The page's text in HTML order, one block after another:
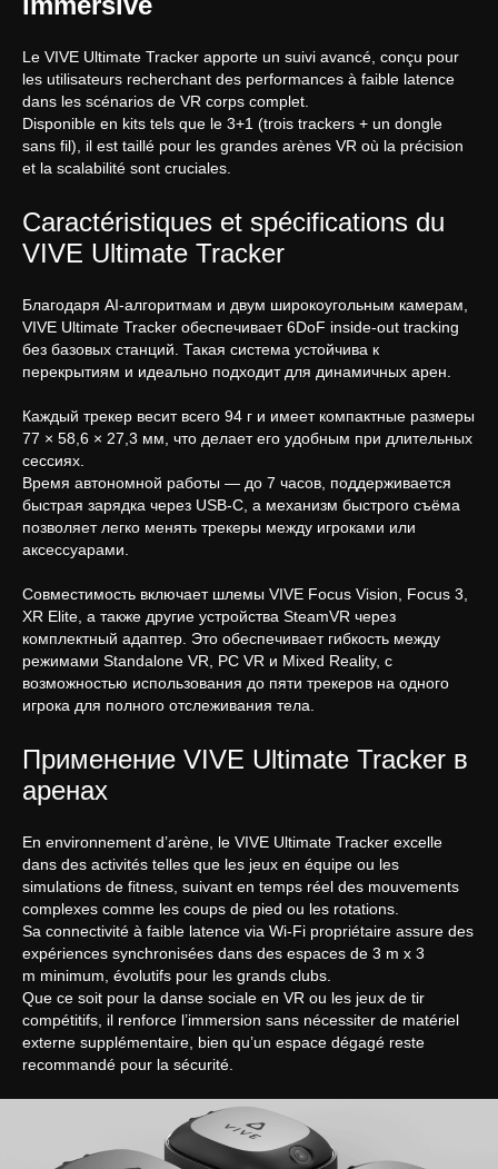
Le VIVE Ultimate Tracker apporte un suivi avancé, conçu pour
les utilisateurs recherchant des performances à faible latence
dans les scénarios de VR corps complet.
Disponible en kits tels que le 3+1 (trois trackers + un dongle
sans fil), il est taillé pour les grandes arènes VR où la précision
et la scalabilité sont cruciales.
Caractéristiques et spécifications du
VIVE Ultimate Tracker
Благодаря AI-алгоритмам и двум широкоугольным камерам,
VIVE Ultimate Tracker обеспечивает 6DoF inside-out tracking
без базовых станций. Такая система устойчива к
перекрытиям и идеально подходит для динамичных арен.
Каждый трекер весит всего 94 г и имеет компактные размеры
77 × 58,6 × 27,3 мм, что делает его удобным при длительных
сессиях.
Время автономной работы — до 7 часов, поддерживается
быстрая зарядка через USB-C, а механизм быстрого съёма
позволяет легко менять трекеры между игроками или
аксессуарами.
Совместимость включает шлемы VIVE Focus Vision, Focus 3,
XR Elite, а также другие устройства SteamVR через
комплектный адаптер. Это обеспечивает гибкость между
режимами Standalone VR, PC VR и Mixed Reality, с
возможностью использования до пяти трекеров на одного
игрока для полного отслеживания тела.
Применение VIVE Ultimate Tracker в
аренах
En environnement d’arène, le VIVE Ultimate Tracker excelle
dans des activités telles que les jeux en équipe ou les
simulations de fitness, suivant en temps réel des mouvements
complexes comme les coups de pied ou les rotations.
Sa connectivité à faible latence via Wi-Fi propriétaire assure des
expériences synchronisées dans des espaces de 3 m x 3
m minimum, évolutifs pour les grands clubs.
Que ce soit pour la danse sociale en VR ou les jeux de tir
compétitifs, il renforce l’immersion sans nécessiter de matériel
externe supplémentaire, bien qu’un espace dégagé reste
recommandé pour la sécurité.